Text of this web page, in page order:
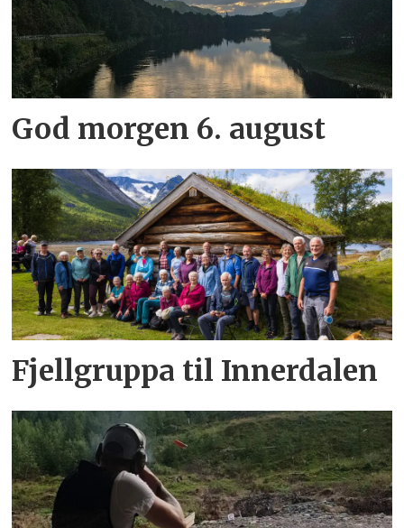
God morgen 6. august
Fjellgruppa til Innerdalen